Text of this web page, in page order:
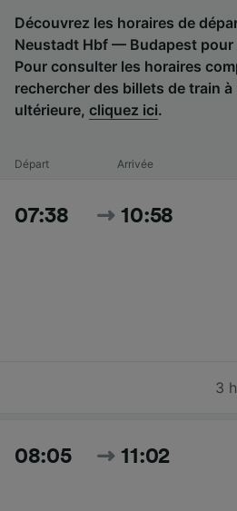
Découvrez les horaires de
Neustadt Hbf — Budapest pour
Pour consulter les horaires
rechercher des billets de train
ultérieure, cliquez ici.
Départ Arrivée
07:38 10:58
3
08:05 11:02